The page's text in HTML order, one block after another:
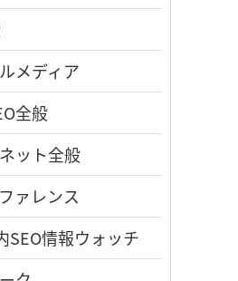
メディア
全般
ット全般
ァレンス
SEO情報ウォッチ